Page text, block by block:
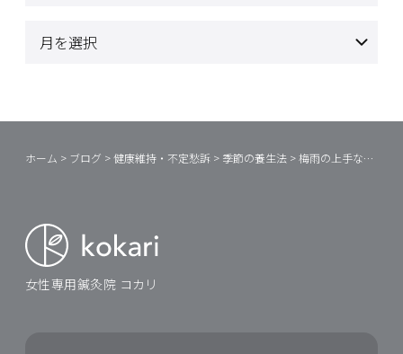
ホーム > ブログ >健康維持・不定愁訴 > 季節の養生法 >梅雨の上手な過ごし方
女性専用鍼灸院 コカリ